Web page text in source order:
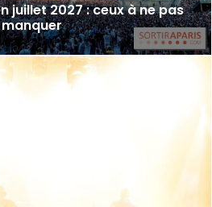
juillet 2027 : ceux à ne pas
manquer